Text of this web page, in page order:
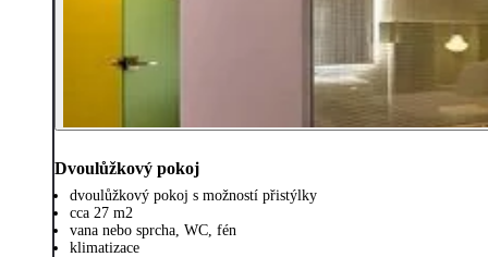
Dvoulůžkový pokoj
dvoulůžkový pokoj s možností přistýlky
cca 27 m2
vana nebo sprcha, WC, fén
klimatizace